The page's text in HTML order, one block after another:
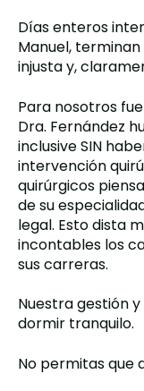
Días enteros
Manuel,
injusta y,
Para nosotros
Dra. Fernández
inclusive SIN
intervención
quirúrgicos
de su
legal. Esto dista
incontables los
sus carreras.
Nuestra gestión
dormir tranquilo.
No permitas que